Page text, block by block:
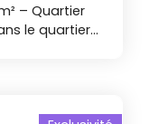
– Quartier
le quartier